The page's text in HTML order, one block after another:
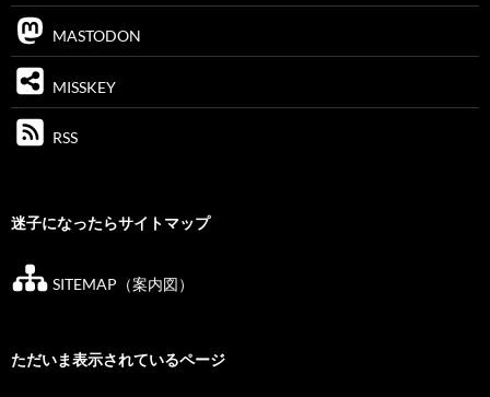
MASTODON
MISSKEY
RSS
迷子になったらサイトマップ
SITEMAP（案内図）
ただいま表示されているページ